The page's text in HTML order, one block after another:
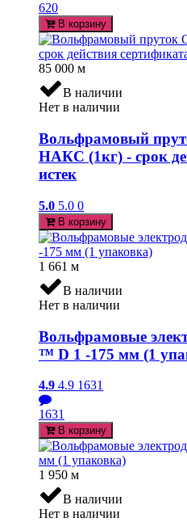
620
В корзину
85 000 м
В наличии
Нет в наличии
Вольфрамовый
НАКС (1кг) - срок
истек
5.0 5.0 0
В корзину
1 661 м
В наличии
Нет в наличии
Вольфрамовые
™ D 1 -175 мм (1
4.9 4.9 1631
1631
В корзину
1 950 м
В наличии
Нет в наличии